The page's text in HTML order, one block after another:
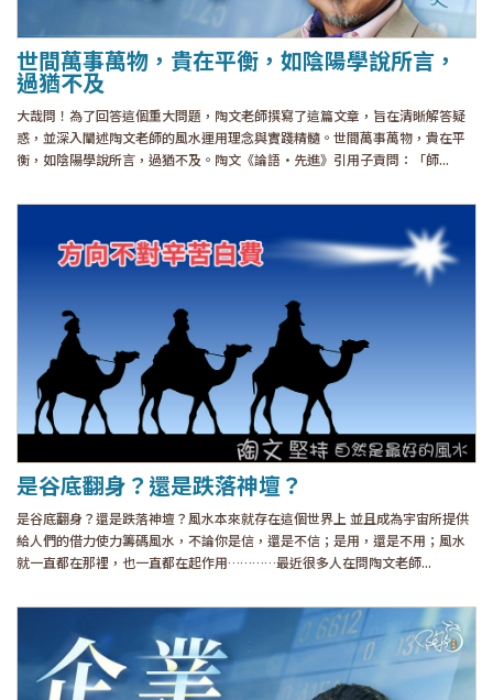
世間萬事萬物，貴在平衡，如陰陽學說所言，
過猶不及
大哉問！為了回答這個重大問題，陶文老師撰寫了這篇文章，旨在清晰解答疑
惑，並深入闡述陶文老師的風水運用理念與實踐精髓。世間萬事萬物，貴在平
衡，如陰陽學說所言，過猶不及。陶文《論語·先進》引用子貢問：「師...
是谷底翻身？還是跌落神壇？
是谷底翻身？還是跌落神壇？風水本來就存在這個世界上 並且成為宇宙所提供
給人們的借力使力籌碼風水，不論你是信，還是不信；是用，還是不用；風水
就一直都在那裡，也一直都在起作用…………最近很多人在問陶文老師...